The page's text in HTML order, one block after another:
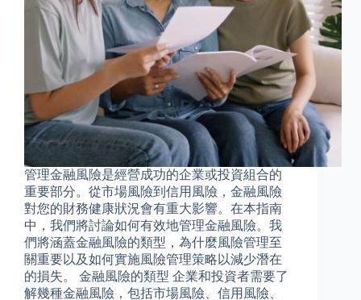
管理金融風險是經營成功的企業或投資組合的
重要部分。從市場風險到信用風險，金融風險
對您的財務健康狀況會有重大影響。在本指南
中，我們將討論如何有效地管理金融風險。我
們將涵蓋金融風險的類型，為什麼風險管理至
關重要以及如何實施風險管理策略以減少潛在
的損失。 金融風險的類型 企業和投資者需要了
解幾種金融風險，包括市場風險、信用風險、